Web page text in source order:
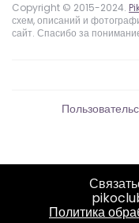
Copyright © 2015-2024.
схем, описаний и
сайт. Спасибо за
Политика